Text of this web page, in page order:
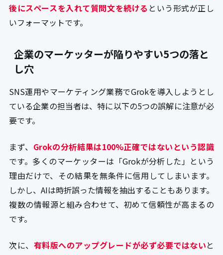
後にスペースを入れて質問文を続ける という形式が正し
いフォーマットです。
企業のマーケッターが陥りやすい5つの落と
し穴
SNS運用やマーケティング業務でGrokを導入しようとし
ている企業の担当者は、特に以下の5つの誤解に注意が必
要です。
まず、 Grokの分析結果は100%正確ではないという認識
です。多くのマーケッターは「Grokが分析した」という
理由だけで、その結果を無条件に信用してしまいます。
しかし、AIは時折誤った情報を抽出することもあります。
複数の情報源と組み合わせて、初めて信頼性が高まるの
です。
次に、 有料版へのアップグレードが必ず必要ではないと